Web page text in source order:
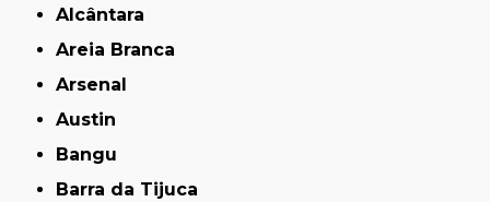
Alcântara
Areia Branca
Arsenal
Austin
Bangu
Barra da Tijuca